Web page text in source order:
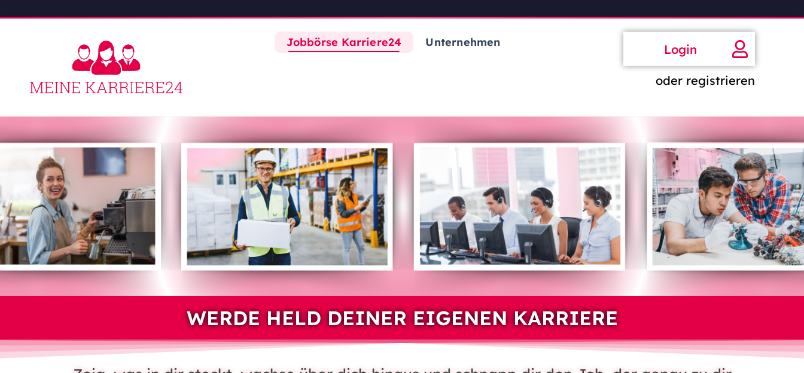
Jobbörse Karriere24 Unternehmen Login
oder registrieren
WERDE HELD DEINER EIGENEN KARRIERE